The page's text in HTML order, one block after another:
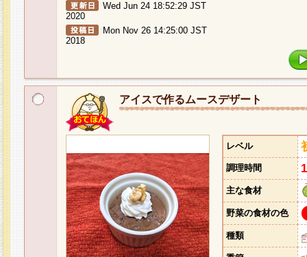
Wed Jun 24 18:52:29 JST
2020
Mon Nov 26 14:25:00 JST
2018
アイスで作るムースデザート
レベル
調理時間
主な食材
野菜の食材の色
種類